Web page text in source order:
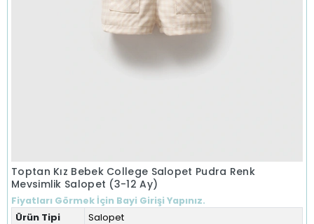
Toptan Kız Bebek College Salopet Pudra Renk
Mevsimlik Salopet (3-12 Ay)
Fiyatları Görmek İçin Bayi Girişi Yapınız.
Ürün Tipi Salopet